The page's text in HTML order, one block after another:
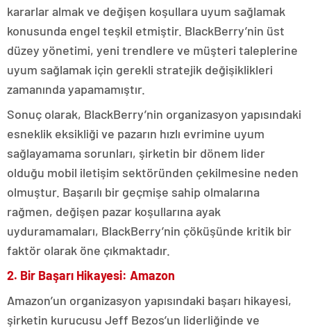
kararlar almak ve değişen koşullara uyum sağlamak
konusunda engel teşkil etmiştir. BlackBerry’nin üst
düzey yönetimi, yeni trendlere ve müşteri taleplerine
uyum sağlamak için gerekli stratejik değişiklikleri
zamanında yapamamıştır.
Sonuç olarak, BlackBerry’nin organizasyon yapısındaki
esneklik eksikliği ve pazarın hızlı evrimine uyum
sağlayamama sorunları, şirketin bir dönem lider
olduğu mobil iletişim sektöründen çekilmesine neden
olmuştur. Başarılı bir geçmişe sahip olmalarına
rağmen, değişen pazar koşullarına ayak
uyduramamaları, BlackBerry’nin çöküşünde kritik bir
faktör olarak öne çıkmaktadır.
2. Bir Başarı Hikayesi: Amazon
Amazon’un organizasyon yapısındaki başarı hikayesi,
şirketin kurucusu Jeff Bezos’un liderliğinde ve